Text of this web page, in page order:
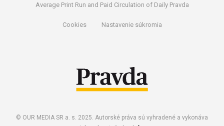
Average Print Run and Paid Circulation of Daily Pravda
Cookies Nastavenie súkromia
© OUR MEDIA SR a. s. 2025. Autorské práva sú vyhradené a vykonáva